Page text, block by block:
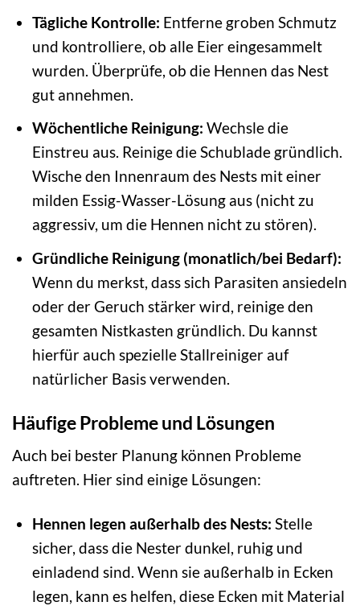
Tägliche Kontrolle: Entferne groben Schmutz
und kontrolliere, ob alle Eier eingesammelt
wurden. Überprüfe, ob die Hennen das Nest
gut annehmen.
Wöchentliche Reinigung: Wechsle die
Einstreu aus. Reinige die Schublade gründlich.
Wische den Innenraum des Nests mit einer
milden Essig-Wasser-Lösung aus (nicht zu
aggressiv, um die Hennen nicht zu stören).
Gründliche Reinigung (monatlich/bei Bedarf):
Wenn du merkst, dass sich Parasiten ansiedeln
oder der Geruch stärker wird, reinige den
gesamten Nistkasten gründlich. Du kannst
hierfür auch spezielle Stallreiniger auf
natürlicher Basis verwenden.
Häufige Probleme und Lösungen
Auch bei bester Planung können Probleme
auftreten. Hier sind einige Lösungen:
Hennen legen außerhalb des Nests: Stelle
sicher, dass die Nester dunkel, ruhig und
einladend sind. Wenn sie außerhalb in Ecken
legen, kann es helfen, diese Ecken mit Material